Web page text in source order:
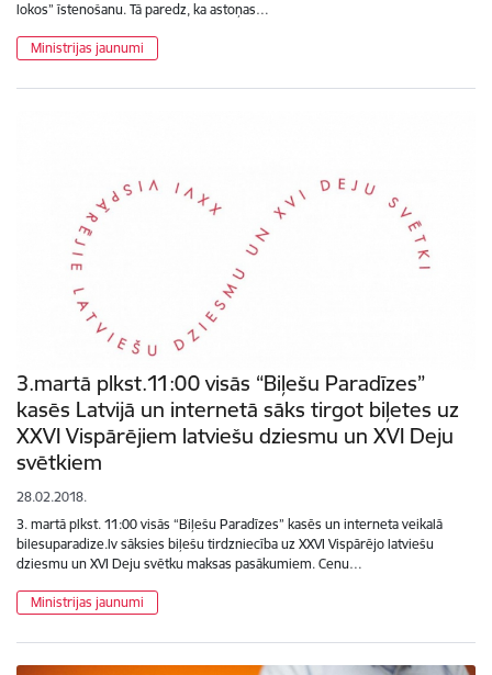
lokos” īstenošanu. Tā paredz, ka astoņas…
Ministrijas jaunumi
3.martā plkst.11:00 visās “Biļešu Paradīzes”
kasēs Latvijā un internetā sāks tirgot biļetes uz
XXVI Vispārējiem latviešu dziesmu un XVI Deju
svētkiem
28.02.2018.
3. martā plkst. 11:00 visās “Biļešu Paradīzes” kasēs un interneta veikalā
bilesuparadize.lv sāksies biļešu tirdzniecība uz XXVI Vispārējo latviešu
dziesmu un XVI Deju svētku maksas pasākumiem. Cenu…
Ministrijas jaunumi